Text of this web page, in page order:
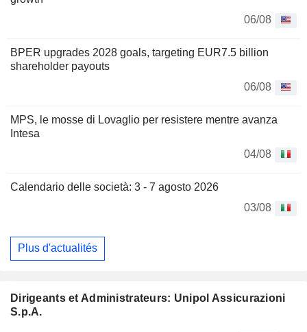
06/08
BPER upgrades 2028 goals, targeting EUR7.5 billion
shareholder payouts
06/08
MPS, le mosse di Lovaglio per resistere mentre avanza
Intesa
04/08
Calendario delle società: 3 - 7 agosto 2026
03/08
Plus d'actualités
Dirigeants et Administrateurs: Unipol Assicurazioni
S.p.A.